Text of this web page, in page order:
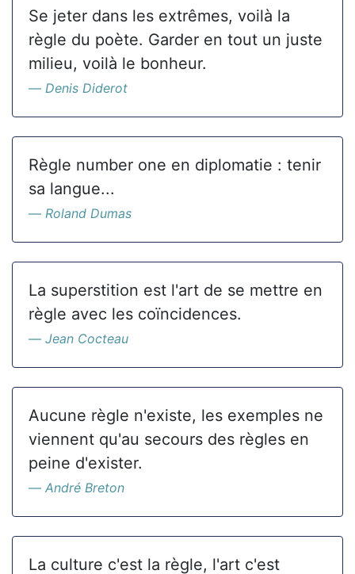
Se jeter dans les extrêmes, voilà la
règle du poète. Garder en tout un juste
milieu, voilà le bonheur.
Denis Diderot
Règle number one en diplomatie : tenir
sa langue...
Roland Dumas
La superstition est l'art de se mettre en
règle avec les coïncidences.
Jean Cocteau
Aucune règle n'existe, les exemples ne
viennent qu'au secours des règles en
peine d'exister.
André Breton
La culture c'est la règle, l'art c'est